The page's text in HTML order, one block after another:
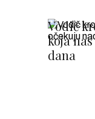
Vodič
koja
dana